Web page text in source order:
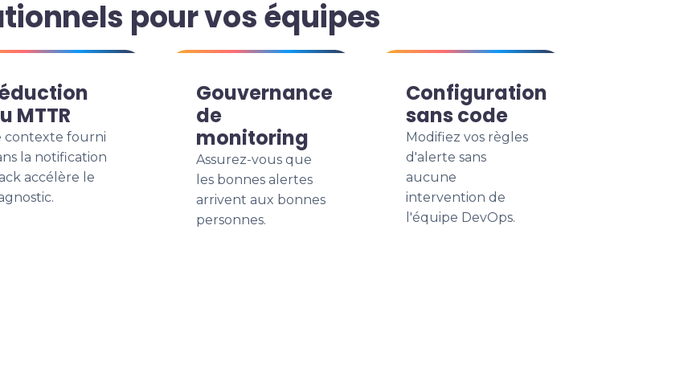
pour vos équipes
MTTR
contexte fourni
la notification
accélère le
Gouvernance
de
monitoring
Assurez-vous que
les bonnes alertes
arrivent aux bonnes
personnes.
Configuration
sans code
Modifiez vos règles
d'alerte sans
aucune
intervention de
l'équipe DevOps.